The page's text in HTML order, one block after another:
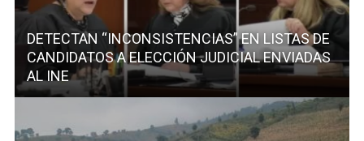
DETECTAN “INCONSISTENCIAS” EN LISTAS DE
CANDIDATOS A ELECCIÓN JUDICIAL ENVIADAS
AL INE